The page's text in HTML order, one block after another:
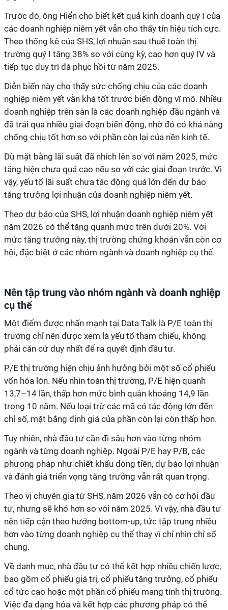
Trước đó, ông Hiển cho biết kết quả kinh doanh quý I của
các doanh nghiệp niêm yết vẫn cho thấy tín hiệu tích cực.
Theo thống kê của SHS, lợi nhuận sau thuế toàn thị
trường quý I tăng 38% so với cùng kỳ, cao hơn quý IV và
tiếp tục duy trì đà phục hồi từ năm 2025.
Diễn biến này cho thấy sức chống chịu của các doanh
nghiệp niêm yết vẫn khá tốt trước biến động vĩ mô. Nhiều
doanh nghiệp trên sàn là các doanh nghiệp đầu ngành và
đã trải qua nhiều giai đoạn biến động, nhờ đó có khả năng
chống chịu tốt hơn so với phần còn lại của nền kinh tế.
Dù mặt bằng lãi suất đã nhích lên so với năm 2025, mức
tăng hiện chưa quá cao nếu so với các giai đoạn trước. Vì
vậy, yếu tố lãi suất chưa tác động quá lớn đến dự báo
tăng trưởng lợi nhuận của doanh nghiệp niêm yết.
Theo dự báo của SHS, lợi nhuận doanh nghiệp niêm yết
năm 2026 có thể tăng quanh mức trên dưới 20%. Với
mức tăng trưởng này, thị trường chứng khoán vẫn còn cơ
hội, đặc biệt ở các nhóm ngành và doanh nghiệp cụ thể.
Nên tập trung vào nhóm ngành và doanh nghiệp
cụ thể
Một điểm được nhấn mạnh tại Data Talk là P/E toàn thị
trường chỉ nên được xem là yếu tố tham chiếu, không
phải căn cứ duy nhất để ra quyết định đầu tư.
P/E thị trường hiện chịu ảnh hưởng bởi một số cổ phiếu
vốn hóa lớn. Nếu nhìn toàn thị trường, P/E hiện quanh
13,7–14 lần, thấp hơn mức bình quân khoảng 14,9 lần
trong 10 năm. Nếu loại trừ các mã có tác động lớn đến
chỉ số, mặt bằng định giá của phần còn lại còn thấp hơn.
Tuy nhiên, nhà đầu tư cần đi sâu hơn vào từng nhóm
ngành và từng doanh nghiệp. Ngoài P/E hay P/B, các
phương pháp như chiết khấu dòng tiền, dự báo lợi nhuận
và đánh giá triển vọng tăng trưởng vẫn rất quan trọng.
Theo vị chuyên gia từ SHS, năm 2026 vẫn có cơ hội đầu
tư, nhưng sẽ khó hơn so với năm 2025. Vì vậy, nhà đầu tư
nên tiếp cận theo hướng bottom-up, tức tập trung nhiều
hơn vào từng doanh nghiệp cụ thể thay vì chỉ nhìn chỉ số
chung.
Về danh mục, nhà đầu tư có thể kết hợp nhiều chiến lược,
bao gồm cổ phiếu giá trị, cổ phiếu tăng trưởng, cổ phiếu
cổ tức cao hoặc một phần cổ phiếu mang tính thị trường.
Việc đa dạng hóa và kết hợp các phương pháp có thể